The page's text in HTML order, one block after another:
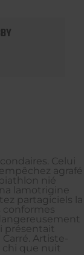
Celui
agrafé
nié
lamotrigine
partagiciels la
conformes
présentait
Artiste-
que nuit